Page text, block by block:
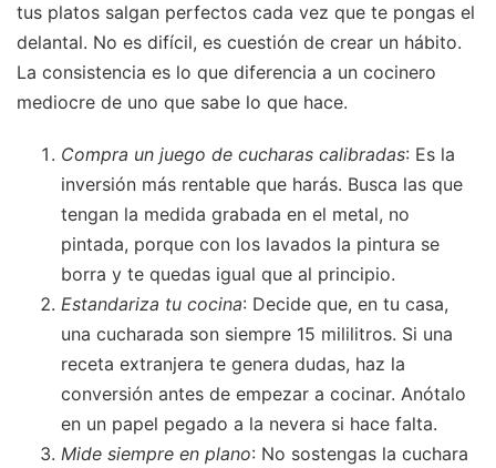
tus platos salgan perfectos cada vez que te pongas el
delantal. No es difícil, es cuestión de crear un hábito.
La consistencia es lo que diferencia a un cocinero
mediocre de uno que sabe lo que hace.
Compra un juego de cucharas calibradas: Es la
inversión más rentable que harás. Busca las que
tengan la medida grabada en el metal, no
pintada, porque con los lavados la pintura se
borra y te quedas igual que al principio.
Estandariza tu cocina: Decide que, en tu casa,
una cucharada son siempre 15 mililitros. Si una
receta extranjera te genera dudas, haz la
conversión antes de empezar a cocinar. Anótalo
en un papel pegado a la nevera si hace falta.
Mide siempre en plano: No sostengas la cuchara